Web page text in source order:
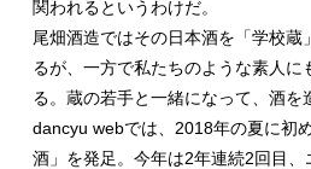
関われるというわけだ。
尾畑酒造ではその日本酒を「学校蔵
るが、一方で私たちのような素人に
る。蔵の若手と一緒になって、酒を
dancyu webでは、2018年の夏に初
酒」を発足。今年は2年連続2回目、